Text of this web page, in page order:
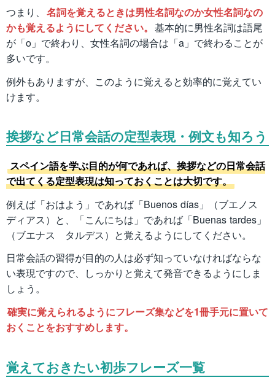
つまり、 名詞を覚えるときは男性名詞なのか女性名詞なの
かも覚えるようにしてください。 基本的に男性名詞は語尾
が「o」で終わり、女性名詞の場合は「a」で終わることが
多いです。
例外もありますが、このように覚えると効率的に覚えてい
けます。
挨拶など日常会話の定型表現・例文も知ろう
スペイン語を学ぶ目的が何であれば、挨拶などの日常会話
で出てくる定型表現は知っておくことは大切です。
例えば「おはよう」であれば「Buenos días」（ブエノス
ディアス）と、「こんにちは」であれば「Buenas tardes」
（ブエナス タルデス）と覚えるようにしてください。
日常会話の習得が目的の人は必ず知っていなければならな
い表現ですので、しっかりと覚えて発音できるようにしま
しょう。
確実に覚えられるようにフレーズ集などを1冊手元に置いて
おくことをおすすめします。
覚えておきたい初歩フレーズ一覧